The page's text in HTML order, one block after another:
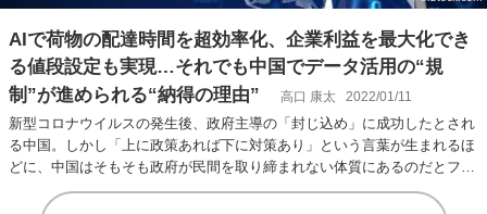
AIで荷物の配達時間を超効率化、企業利益を最大化でき
る値段設定も実現…それでも中国でデータ活用の“規
制”が進められる“納得の理由”
高口 康太 2022/01/11
新型コロナウイルスの発生後、政府主導の「封じ込め」に成功したとされ
る中国。しかし「上に政策あれば下に対策あり」という言葉が生まれるほ
どに、中国はそもそも政府が民間を取り締まれない体質にあるのだとフリ
ージャーナリスト…